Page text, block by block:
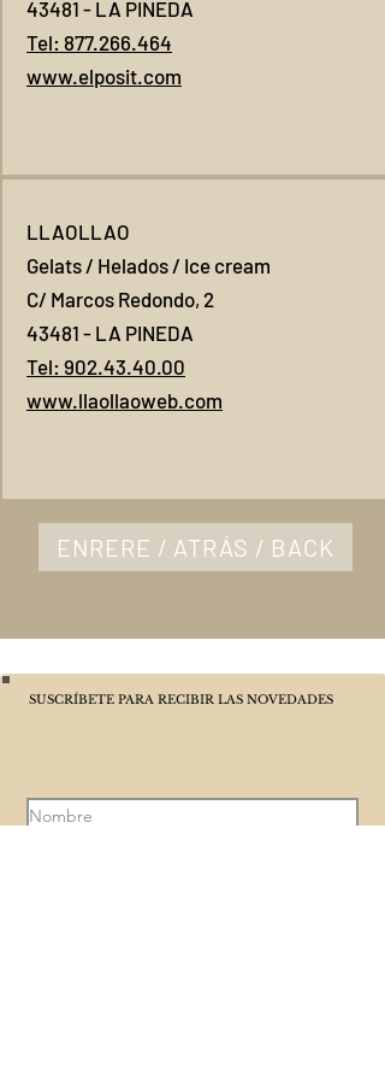
43481 - LA PINEDA
Tel: 877.266.464
www.elposit.com
LLAOLLAO
Gelats / Helados / Ice cream
C/ Marcos Redondo, 2
43481 - LA PINEDA
Tel: 902.43.40.00
www.llaollaoweb.com
ENRERE / ATRÁS / BACK
SUSCRÍBETE PARA RECIBIR LAS NOVEDADES